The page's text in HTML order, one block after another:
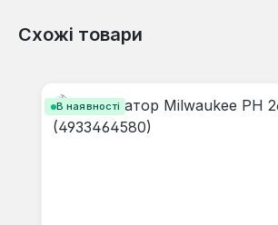
Відгуків не знайдено. Поділіться
Схожі товари
В наявності